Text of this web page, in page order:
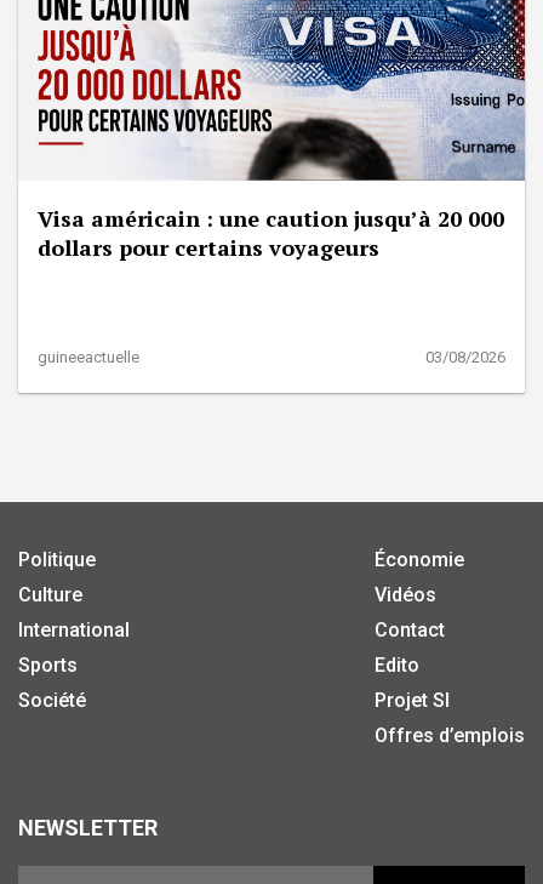
Visa américain : une caution jusqu’à 20 000
dollars pour certains voyageurs
guineeactuelle 03/08/2026
Politique
Culture
International
Sports
Société
Économie
Vidéos
Contact
Edito
Projet SI
Offres d’emplois
NEWSLETTER